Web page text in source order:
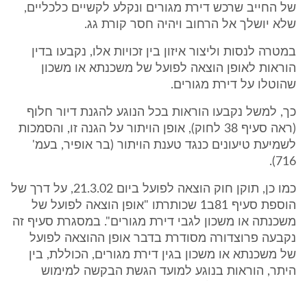
של החייב שרכש דירת מגורים ונקלע לקשיים כלכליים,
שלא יושלך אל הרחוב ויהיה חסר קורת גג.
במטרה לנסות וליצור איזון בין זכויות אלו, נקבעו בדין
הוראות לאופן הוצאה לפועל של משכנתא או משכון
שהוטלו על דירת מגורים.
כך, למשל נקבעו הוראות בכל הנוגע להגנת דיור חלוף
(ראה סעיף 38 לחוק), אופן הויתור על הגנה זו, והסמכות
לשמיעת טיעונים כנגד טענת הויתור (בר אופיר, בעמ'
716).
כמו כן, תוקן חוק הוצאה לפועל ביום 21.3.02, על דרך של
הוספת סעיף 81ב1 שכותרתו "אופן הוצאה לפועל של
משכנתה או משכון לגבי דירת מגורים". במסגרת סעיף זה
נקבעה פרוצדורה מסודרת בדבר אופן ההוצאה לפועל
של משכנתא או משכון בגין דירת מגורים, הכוללת, בין
היתר, הוראות בנוגע למועד הגשת הבקשה למימוש